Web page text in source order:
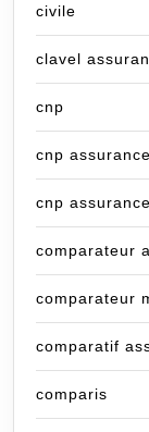
civile
clavel
cnp
cnp assurance
cnp
comparateur
comparateur
comparatif
comparis